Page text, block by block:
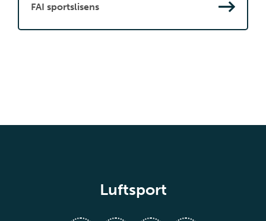
FAI sportslisens
Luftsport